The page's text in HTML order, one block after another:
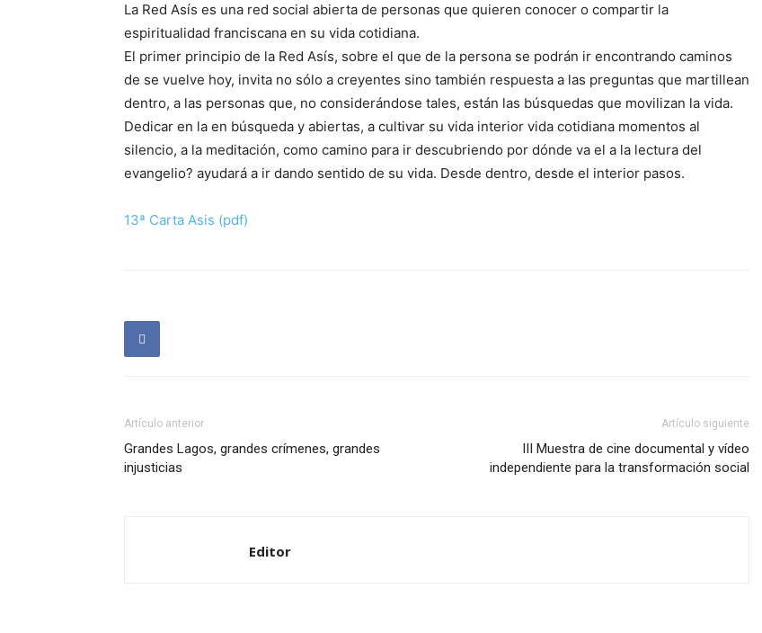
La Red Asís es una red social abierta de personas que quieren conocer o compartir la
espiritualidad franciscana en su vida cotidiana.
El primer principio de la Red Asís, sobre el que de la persona se podrán ir encontrando caminos
de se vuelve hoy, invita no sólo a creyentes sino también respuesta a las preguntas que martillean
dentro, a las personas que, no considerándose tales, están las búsquedas que movilizan la vida.
Dedicar en la en búsqueda y abiertas, a cultivar su vida interior vida cotidiana momentos al
silencio, a la meditación, como camino para ir descubriendo por dónde va el a la lectura del
evangelio? ayudará a ir dando sentido de su vida. Desde dentro, desde el interior pasos.
13ª Carta Asis (pdf)
Artículo anterior
Grandes Lagos, grandes crímenes, grandes
injusticias
Artículo siguiente
III Muestra de cine documental y vídeo
independiente para la transformación social
Editor